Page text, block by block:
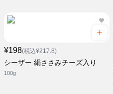
¥198(税込¥217.8)
シーザー 絹ささみチーズ入り
100g